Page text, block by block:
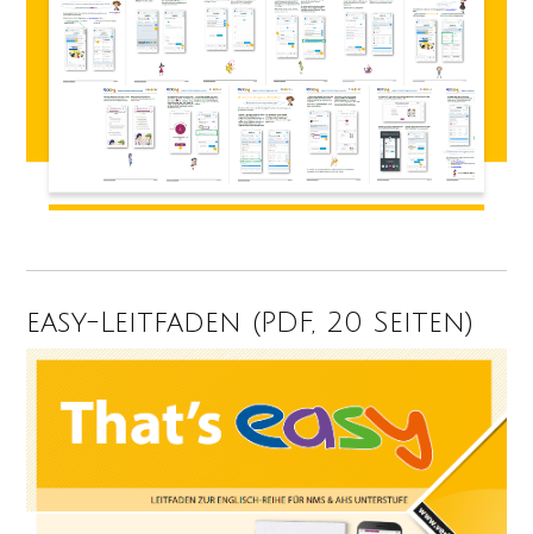
easy-Leitfaden (PDF, 20 Seiten)